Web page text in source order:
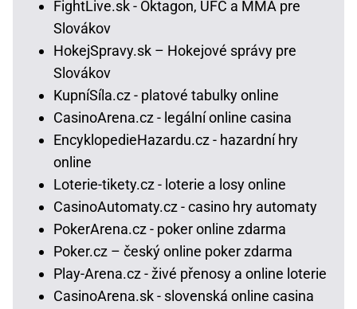
FightLive.sk - Oktagon, UFC a MMA pre
Slovákov
HokejSpravy.sk – Hokejové správy pre
Slovákov
KupníSíla.cz - platové tabulky online
CasinoArena.cz - legální online casina
EncyklopedieHazardu.cz - hazardní hry
online
Loterie-tikety.cz - loterie a losy online
CasinoAutomaty.cz - casino hry automaty
PokerArena.cz - poker online zdarma
Poker.cz – český online poker zdarma
Play-Arena.cz - živé přenosy a online loterie
CasinoArena.sk - slovenská online casina